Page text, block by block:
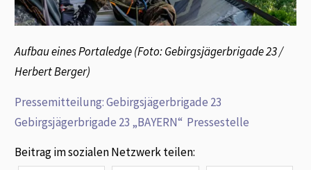
Aufbau eines Portaledge (Foto: Gebirgsjägerbrigade 23 /
Herbert Berger)
Pressemitteilung: Gebirgsjägerbrigade 23
Gebirgsjägerbrigade 23 „BAYERN“ Pressestelle
Beitrag im sozialen Netzwerk teilen: